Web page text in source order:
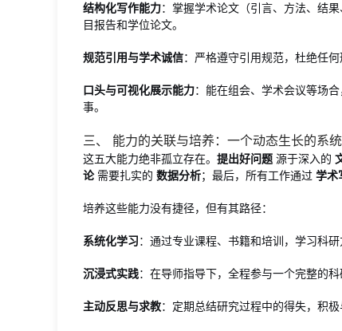
结构化写作能力：掌握学术论文（引言、方法、结
目报告和学位论文。
规范引用与学术诚信：严格遵守引用规范，杜绝任
口头与可视化展示能力：能在组会、学术会议等场
事。
三、 能力的关联与培养：一个动态生长的系统
这五大能力绝非孤立存在。 提出好问题 源于深入的
论需要扎实的 数据分析；最后，所有工作通过 学术
培养这些能力没有捷径，但有其路径：
系统化学习：通过专业课程、书籍和培训，学习科
沉浸式实践：在导师指导下，全程参与一个完整的
主动反思与求教：定期总结研究过程中的得失，积